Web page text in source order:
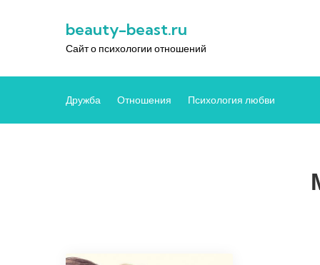
beauty-beast.ru
Сайт о психологии отношений
Дружба Отношения Психология любви